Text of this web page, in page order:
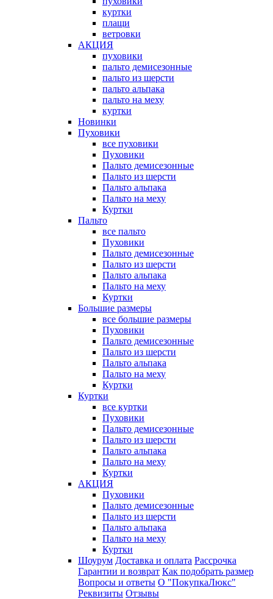
куртки
плащи
ветровки
АКЦИЯ
пуховики
пальто демисезонные
пальто из шерсти
пальто альпака
пальто на меху
куртки
Новинки
Пуховики
все пуховики
Пуховики
Пальто демисезонные
Пальто из шерсти
Пальто альпака
Пальто на меху
Куртки
Пальто
все пальто
Пуховики
Пальто демисезонные
Пальто из шерсти
Пальто альпака
Пальто на меху
Куртки
Большие размеры
все большие размеры
Пуховики
Пальто демисезонные
Пальто из шерсти
Пальто альпака
Пальто на меху
Куртки
Куртки
все куртки
Пуховики
Пальто демисезонные
Пальто из шерсти
Пальто альпака
Пальто на меху
Куртки
АКЦИЯ
Пуховики
Пальто демисезонные
Пальто из шерсти
Пальто альпака
Пальто на меху
Куртки
Шоурум Доставка и оплата Рассрочка
Гарантии и возврат Как подобрать размер
Вопросы и ответы О "ПокупкаЛюкс"
Реквизиты Отзывы